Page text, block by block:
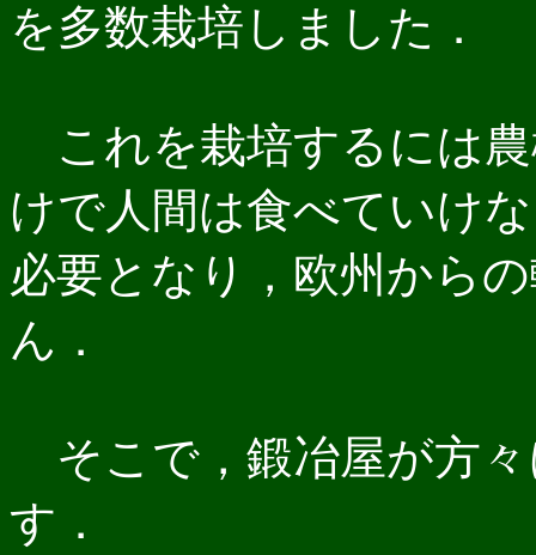
を多数栽培しました．
これを栽培するには
けで人間は食べていけ
必要となり，欧州から
ん．
そこで，鍛冶屋が方
す．